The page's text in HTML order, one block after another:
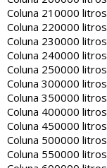
Coluna 210000 litros
Coluna 220000 litros
Coluna 230000 litros
Coluna 240000 litros
Coluna 250000 litros
Coluna 300000 litros
Coluna 350000 litros
Coluna 400000 litros
Coluna 450000 litros
Coluna 500000 litros
Coluna 550000 litros